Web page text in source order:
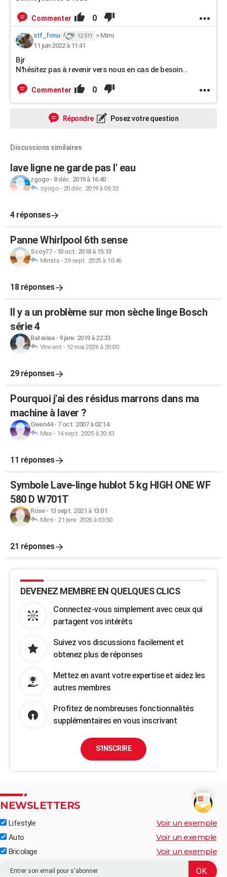
Commenter 0
stf_frmu 12 511 > Mimi
11 juin 2022 à 11:41
Bjr
N'hésitez pas à revenir vers nous en cas de besoin...
Commenter 0
Répondre Posez votre question
Discussions similaires
lave ligne ne garde pas l' eau
zgogo- 8 déc. 2019 à 16:40
zgogo- 20 déc. 2019 à 06:32
4 réponses
Panne Whirlpool 6th sense
Scoy77- 10 oct. 2018 à 15:13
Mimita- 29 sept. 2025 à 10:46
18 réponses
Il y a un problème sur mon sèche linge Bosch
série 4
Bataviaa- 9 janv. 2019 à 22:33
Vincent - 12 mai 2026 à 20:00
29 réponses
Pourquoi j'ai des résidus marrons dans ma
machine à laver ?
Gwen44- 7 oct. 2007 à 02:14
Max - 14 sept. 2025 à 20:43
11 réponses
Symbole Lave-linge hublot 5 kg HIGH ONE WF
580 D W701T
Rose- 13 sept. 2021 à 13:01
Mimi- 21 janv. 2026 à 03:50
21 réponses
DEVENEZ MEMBRE EN QUELQUES CLICS
Connectez-vous simplement avec ceux qui
partagent vos intérêts
Suivez vos discussions facilement et
obtenez plus de réponses
Mettez en avant votre expertise et aidez les
autres membres
Profitez de nombreuses fonctionnalités
supplémentaires en vous inscrivant
S'INSCRIRE
NEWSLETTERS
Lifestyle Voir un exemple
Auto Voir un exemple
Bricolage Voir un exemple